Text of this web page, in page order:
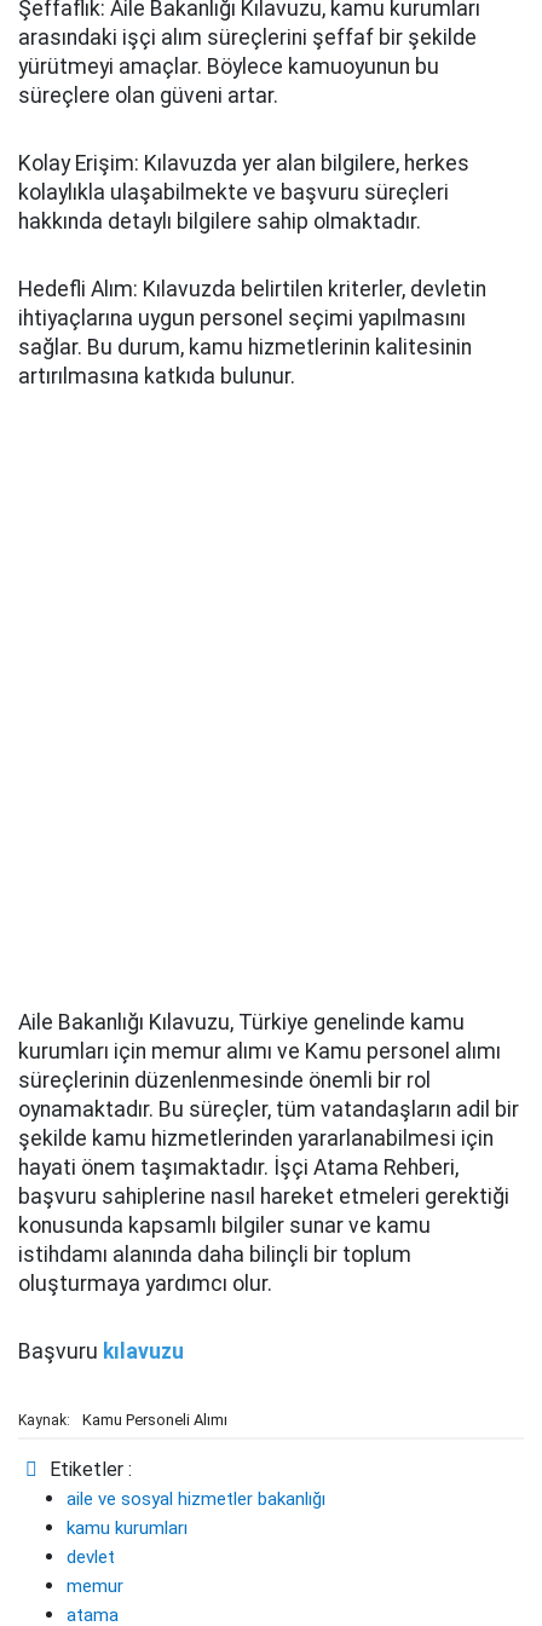
Şeffaflık: Aile Bakanlığı Kılavuzu, kamu kurumları
arasındaki işçi alım süreçlerini şeffaf bir şekilde
yürütmeyi amaçlar. Böylece kamuoyunun bu
süreçlere olan güveni artar.
Kolay Erişim: Kılavuzda yer alan bilgilere, herkes
kolaylıkla ulaşabilmekte ve başvuru süreçleri
hakkında detaylı bilgilere sahip olmaktadır.
Hedefli Alım: Kılavuzda belirtilen kriterler, devletin
ihtiyaçlarına uygun personel seçimi yapılmasını
sağlar. Bu durum, kamu hizmetlerinin kalitesinin
artırılmasına katkıda bulunur.
Aile Bakanlığı Kılavuzu, Türkiye genelinde kamu
kurumları için memur alımı ve Kamu personel alımı
süreçlerinin düzenlenmesinde önemli bir rol
oynamaktadır. Bu süreçler, tüm vatandaşların adil bir
şekilde kamu hizmetlerinden yararlanabilmesi için
hayati önem taşımaktadır. İşçi Atama Rehberi,
başvuru sahiplerine nasıl hareket etmeleri gerektiği
konusunda kapsamlı bilgiler sunar ve kamu
istihdamı alanında daha bilinçli bir toplum
oluşturmaya yardımcı olur.
Başvuru kılavuzu
Kaynak: Kamu Personeli Alımı
Etiketler :
aile ve sosyal hizmetler bakanlığı
kamu kurumları
devlet
memur
atama